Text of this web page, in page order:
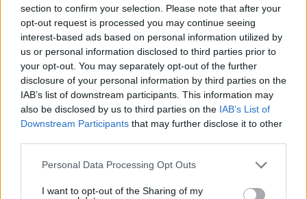
section to confirm your selection. Please note that after your
opt-out request is processed you may continue seeing
interest-based ads based on personal information utilized by
us or personal information disclosed to third parties prior to
your opt-out. You may separately opt-out of the further
disclosure of your personal information by third parties on the
IAB’s list of downstream participants. This information may
also be disclosed by us to third parties on the IAB’s List of
Downstream Participants that may further disclose it to other
Please note that this website/app uses one or more Google
not limited to your visit or usage behaviour. You may click to
Personal Data Processing Opt Outs
I want to opt-out of the Sharing of my